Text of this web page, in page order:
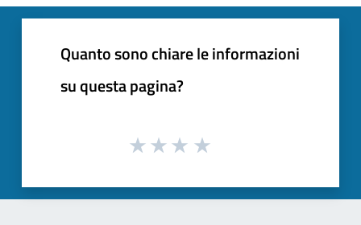
Quanto sono chiare le informazioni
su questa pagina?